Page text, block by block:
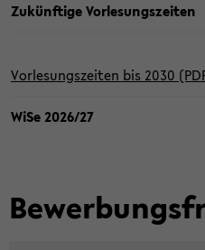
Zu­künf­ti­ge Vor­le­sungs­zei­ten
Vor­le­sungs­zei­ten bis 2030
WiSe 2026/27